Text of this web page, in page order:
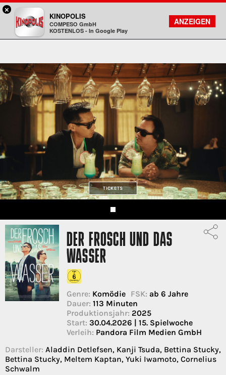
Kinopolis
FILMSUCHE
KONTO
TICKETS
DER FROSCH UND DAS
WASSER
Genre: Komödie FSK: ab 6 Jahre
Dauer: 113 Minuten
Produktionsjahr: 2025
Start: 30.04.2026 | 15. Spielwoche
Verleih: Pandora Film Medien GmbH
Darsteller: Aladdin Detlefsen, Kanji Tsuda, Bettina Stucky,
Bettina Stucky, Meltem Kaptan, Yuki Iwamoto, Cornelius
Schwalm
×
KINOPOLIS
COMPESO GmbH
KOSTENLOS - In Google Play
ANZEIGEN